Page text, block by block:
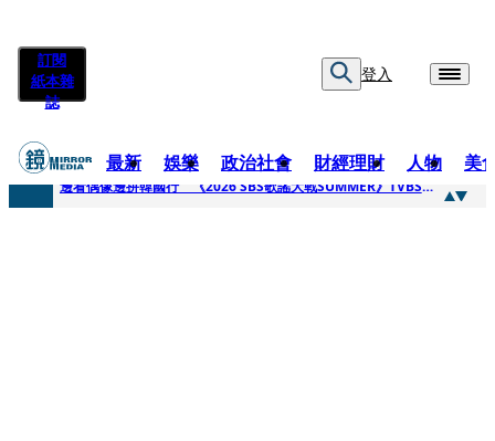
訂閱
紙本雜
誌
登入
最新 娛樂 政治社會 財經理財 人物 美
快訊
邊看偶像邊拚韓國行 《2026 SBS歌謠大戰SUMMER》TVBS直播祭追星福利